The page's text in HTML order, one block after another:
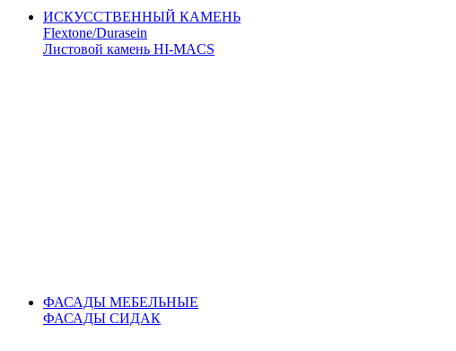
ИСКУССТВЕННЫЙ КАМЕНЬ
Flextone/Durasein
Листовой камень HI-MACS
ФАСАДЫ МЕБЕЛЬНЫЕ
ФАСАДЫ СИДАК